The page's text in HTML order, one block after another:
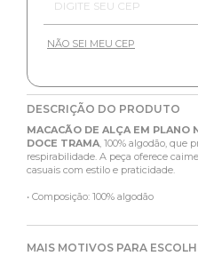
NÃO SEI MEU CEP
DESCRIÇÃO DO PRODUTO
MACACÃO DE ALÇA EM PLANO
DOCE TRAMA, 100% algodão, que
respirabilidade. A peça oferece
casuais com estilo e praticidade.
• Composição: 100% algodão
MAIS MOTIVOS PARA